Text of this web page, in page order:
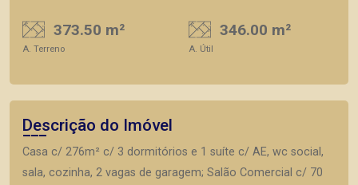
373.50 m²
A. Terreno
346.00 m²
A. Útil
Descrição do Imóvel
Casa c/ 276m² c/ 3 dormitórios e 1 suíte c/ AE, wc social,
sala, cozinha, 2 vagas de garagem; Salão Comercial c/ 70